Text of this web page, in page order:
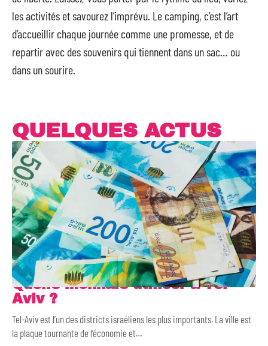
les activités et savourez l’imprévu. Le camping, c’est l’art
d’accueillir chaque journée comme une promesse, et de
repartir avec des souvenirs qui tiennent dans un sac… ou
dans un sourire.
QUELQUES ACTUS
Quelle monnaie utiliser à Tel-
Aviv ?
Tel-Aviv est l’un des districts israéliens les plus importants. La ville est
la plaque tournante de l’économie et…